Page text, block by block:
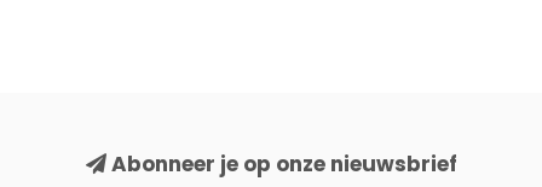
Abonneer je op onze nieuwsbrief